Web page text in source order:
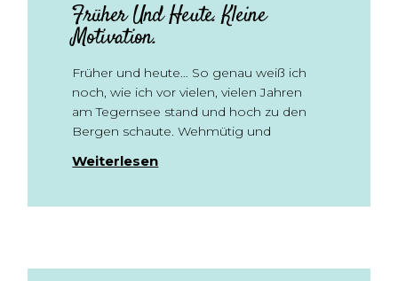
Früher Und Heute. Kleine
Motivation.
Früher und heute… So genau weiß ich
noch, wie ich vor vielen, vielen Jahren
am Tegernsee stand und hoch zu den
Bergen schaute. Wehmütig und
Weiterlesen